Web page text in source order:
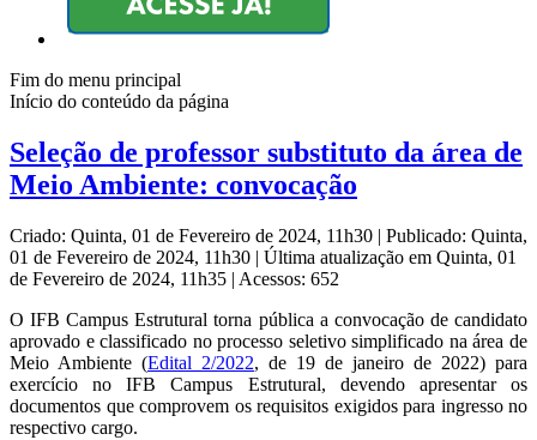
Fim do menu principal
Início do conteúdo da página
Seleção de professor substituto da área de
Meio Ambiente: convocação
Criado: Quinta, 01 de Fevereiro de 2024, 11h30 | Publicado: Quinta,
01 de Fevereiro de 2024, 11h30 | Última atualização em Quinta, 01
de Fevereiro de 2024, 11h35 | Acessos: 652
O IFB Campus Estrutural torna pública a convocação de candidato
aprovado e classificado no processo seletivo simplificado na área de
Meio Ambiente (Edital 2/2022, de 19 de janeiro de 2022) para
exercício no IFB Campus Estrutural, devendo apresentar os
documentos que comprovem os requisitos exigidos para ingresso no
respectivo cargo.